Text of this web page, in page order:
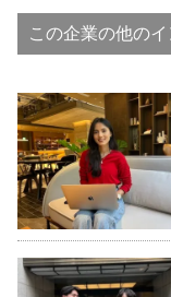
この企業の他の